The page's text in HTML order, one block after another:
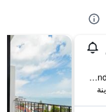
Serendipity Beach Street (502), سيهانوكفيل, كمبوديا